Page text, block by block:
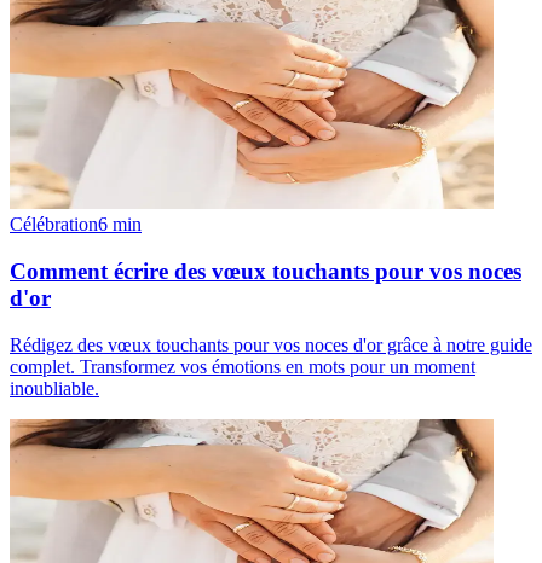
Célébration6 min
Comment écrire des vœux touchants pour vos noces
d'or
Rédigez des vœux touchants pour vos noces d'or grâce à notre guide
complet. Transformez vos émotions en mots pour un moment
inoubliable.